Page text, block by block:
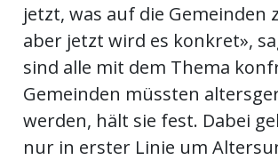
jetzt, was auf die Gemeinden
aber jetzt wird es konkret»,
sind alle mit dem Thema
Gemeinden müssten
werden, hält sie fest. Dabei
nur in erster Linie um